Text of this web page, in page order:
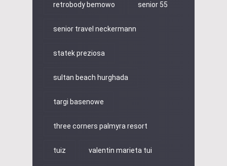
retrobody bemowo senior 55
senior travel neckermann
statek preziosa
sultan beach hurghada
targi basenowe
three corners palmyra resort
tuiz valentin marieta tui